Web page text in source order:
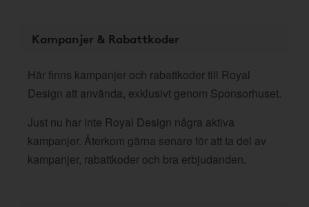
Kampanjer & Rabattkoder
Här finns kampanjer och rabattkoder till Royal
Design att använda, exklusivt genom Sponsorhuset.
Just nu har inte Royal Design några aktiva
kampanjer. Återkom gärna senare för att ta del av
kampanjer, rabattkoder och bra erbjudanden.